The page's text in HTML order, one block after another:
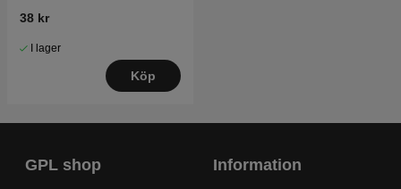
38 kr
I lager
Köp
GPL shop Information